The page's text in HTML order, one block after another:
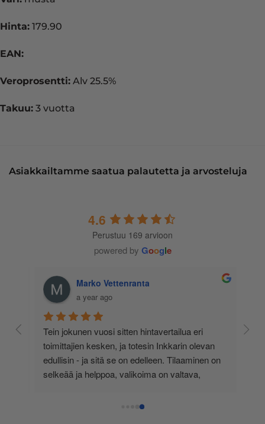
Hinta: 179.90
EAN:
Veroprosentti: Alv 25.5%
Takuu: 3 vuotta
Asiakkailtamme saatua palautetta ja arvosteluja
4.6
Perustuu 169 arvioon
powered by Google
Marko Vettenranta
a year ago
Tein jokunen vuosi sitten hintavertailua eri
toimittajien kesken, ja totesin Inkkarin olevan
edullisin - ja sitä se on edelleen. Tilaaminen on
selkeää ja helppoa, valikoima on valtava,
asiakaspalvelu todella ripeää (s-postin kautta) ja